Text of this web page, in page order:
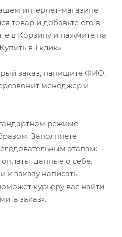
интернет-магазине
товар и добавьте его в
в Корзину и нажмите на
в 1 клик».
заказ, напишите ФИО,
менеджер и
режиме
Заполняете
этапам:
данные о себе.
к заказу написать
курьеру вас найти.
заказ».